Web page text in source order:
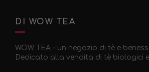
DI WOW TEA
WOW TEA – un negozio di tè e
Dedicato alla vendita di tè biologici